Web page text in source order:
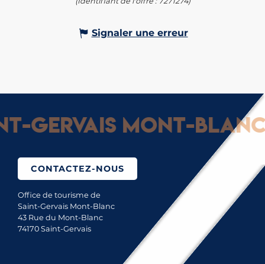
Signaler une erreur
Mont-Blanc :
CONTACTEZ-NOUS
Office de tourisme de
Saint-Gervais Mont-Blanc
43 Rue du Mont-Blanc
74170 Saint-Gervais